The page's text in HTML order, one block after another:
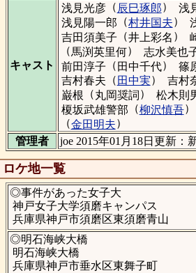
キャスト
浅見光彦（ 辰巳琢郎） 浅
浅見陽一郎 （村井国夫）
吉田須美子 （井上彩名 ）
（馬渕英里何） 志水美也
前田淳子 （ 田中千代） 篠
吉村春夫 （ 田中実） 吉村
巌根 （丸岡奨詞 ） 松木則
榎坂武雄警部 （柳沢慎吾）
（金田明夫）
管理者
joe 2015年01月18日更新：
ロケ地一覧
◎事件があった女子大
神戸女子大学須磨キャンパス
兵庫県神戸市須磨区東須磨青山
◎明石海峡大橋
明石海峡大橋
兵庫県神戸市垂水区東舞子町